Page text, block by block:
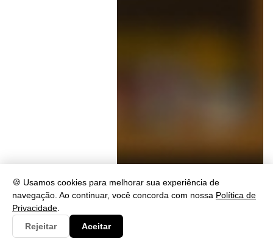
🍪 Usamos cookies para melhorar sua experiência de
navegação. Ao continuar, você concorda com nossa Política de
Privacidade
Rejeitar
Aceitar